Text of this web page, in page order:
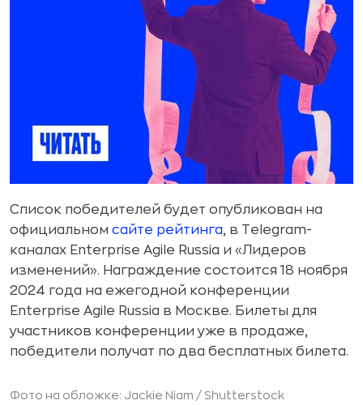
Список победителей будет опубликован на
официальном сайте рейтинга, в Telegram-
каналах Enterprise Agile Russia и «Лидеров
изменений». Награждение состоится 18 ноября
2024 года на ежегодной конференции
Enterprise Agile Russia в Москве. Билеты для
участников конференции уже в продаже,
победители получат по два бесплатных билета.
Фото на обложке: Jackie Niam / Shutterstock